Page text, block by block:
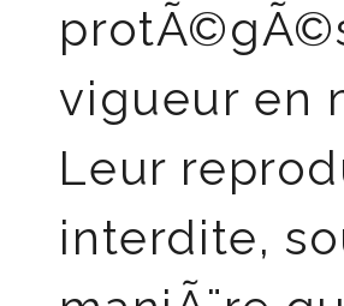
vigueur en
Leur
interdite,